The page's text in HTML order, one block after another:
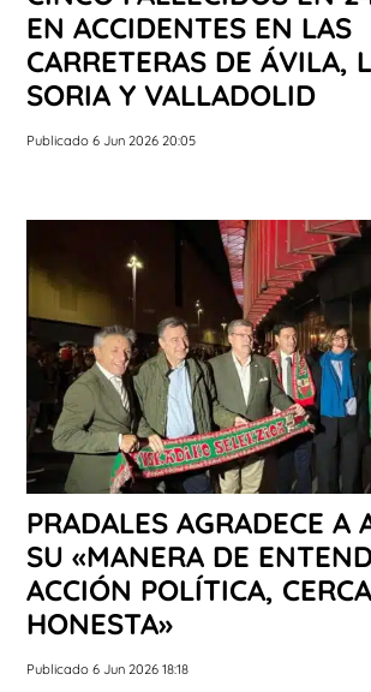
EN ACCIDENTES EN LAS
CARRETERAS DE ÁVILA,
SORIA Y VALLADOLID
Publicado 6 Jun 2026 20:05
PRADALES AGRADECE A
SU «MANERA DE
ACCIÓN POLÍTICA,
HONESTA»
Publicado 6 Jun 2026 18:18